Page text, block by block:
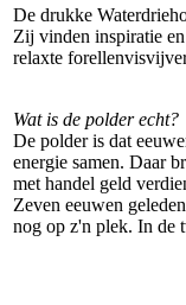
De drukke
Zij vinden inspiratie
relaxte
Wat is de polder echt?
De polder is dat
energie samen. Daar
met handel geld
Zeven eeuwen
nog op z'n plek. In de